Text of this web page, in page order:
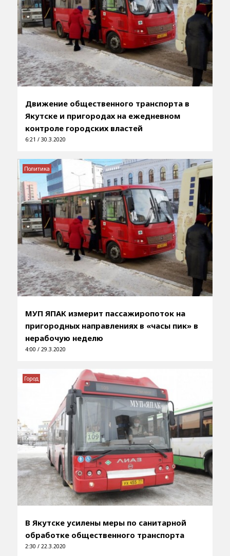
Движение общественного транспорта в
Якутске и пригородах на ежедневном
контроле городских властей
6:21 / 30.3.2020
МУП ЯПАК измерит пассажиропоток на
пригородных направлениях в «часы пик» в
нерабочую неделю
4:00 / 29.3.2020
Политика
В Якутске усилены меры по санитарной
обработке общественного транспорта
2:30 / 22.3.2020
Город